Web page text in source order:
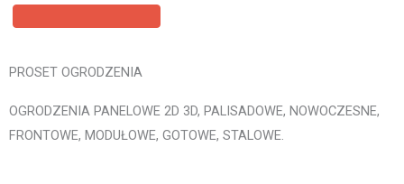
PROSET OGRODZENIA
OGRODZENIA PANELOWE 2D 3D, PALISADOWE, NOWOCZESNE,
FRONTOWE, MODUŁOWE, GOTOWE, STALOWE.